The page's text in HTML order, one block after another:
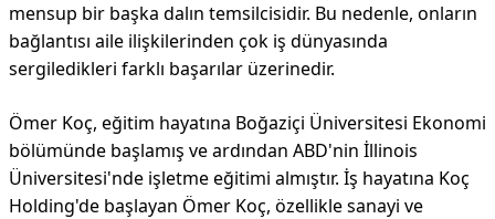
mensup bir başka dalın temsilcisidir. Bu nedenle, onların
bağlantısı aile ilişkilerinden çok iş dünyasında
sergiledikleri farklı başarılar üzerinedir.
Ömer Koç, eğitim hayatına Boğaziçi Üniversitesi Ekonomi
bölümünde başlamış ve ardından ABD'nin İllinois
Üniversitesi'nde işletme eğitimi almıştır. İş hayatına Koç
Holding'de başlayan Ömer Koç, özellikle sanayi ve